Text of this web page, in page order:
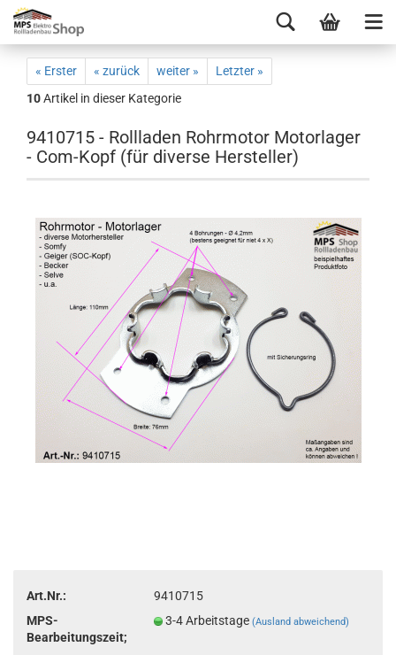
« Erster « zurück weiter »
Letzter »
10Artikel in dieser Kategorie
9410715 - Rollladen Rohrmotor Motorlager
- Com-Kopf (für diverse Hersteller)
Art.Nr.:
9410715
MPS-
Bearbeitungszeit;
3-4 Arbeitstage(Ausland abweichend)